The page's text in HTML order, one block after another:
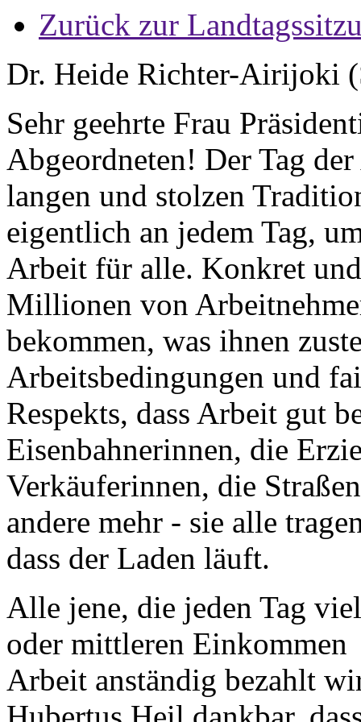
Zurück zur
Dr. Heide Richter-Airijoki
Sehr geehrte Frau
Abgeordneten! Der Tag
langen und stolzen
eigentlich an jedem Tag,
Arbeit für alle. Konkret
Millionen von
bekommen, was ihnen
Arbeitsbedingungen und
Respekts, dass Arbeit gut
Eisenbahnerinnen, die
Verkäuferinnen, die
andere mehr - sie alle
dass der Laden läuft.
Alle jene, die jeden Tag
oder mittleren Einkommen
Arbeit anständig bezahlt